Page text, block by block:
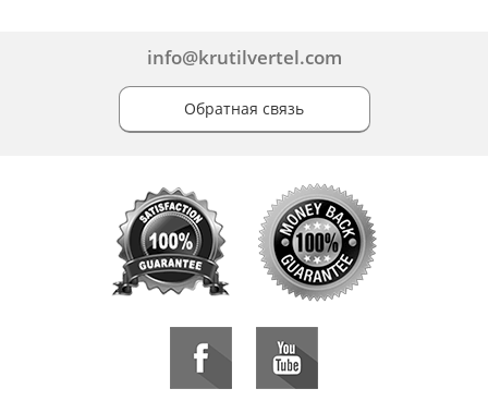
info@krutilvertel.com
Обратная связь